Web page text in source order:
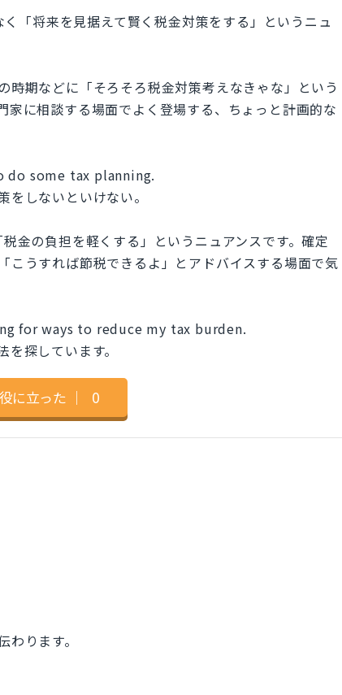
「将来を見据えて賢く税金対策をする」というニュ
期などに「そろそろ税金対策考えなきゃな」という
に相談する場面でよく登場する、ちょっと計画的な
some tax planning.
しないといけない。
の負担を軽くする」というニュアンスです。確定
こうすれば節税できるよ」とアドバイスする場面で気
for ways to reduce my tax burden.
探しています。
役に立った ｜ 0
ります。